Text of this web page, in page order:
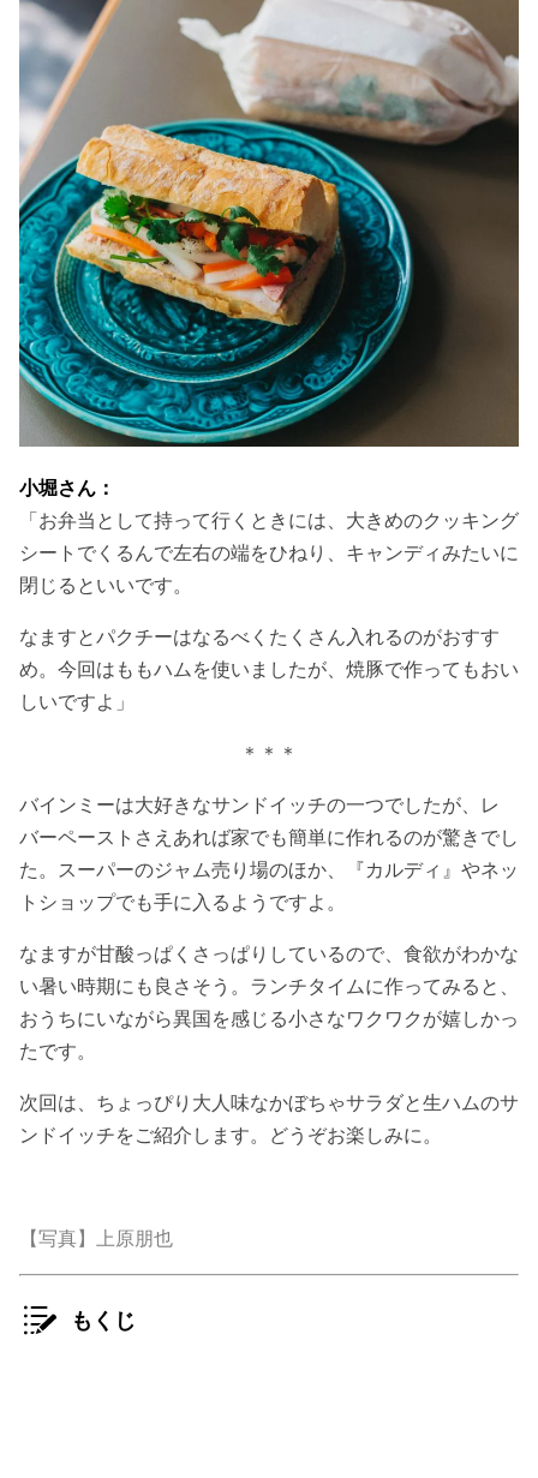
小堀さん：
「お弁当として持って行くときには、大きめのクッキング
シートでくるんで左右の端をひねり、キャンディみたいに
閉じるといいです。
なますとパクチーはなるべくたくさん入れるのがおすす
め。今回はももハムを使いましたが、焼豚で作ってもおい
しいですよ」
＊＊＊
バインミーは大好きなサンドイッチの一つでしたが、レ
バーペーストさえあれば家でも簡単に作れるのが驚きでし
た。スーパーのジャム売り場のほか、『カルディ』やネッ
トショップでも手に入るようですよ。
なますが甘酸っぱくさっぱりしているので、食欲がわかな
い暑い時期にも良さそう。ランチタイムに作ってみると、
おうちにいながら異国を感じる小さなワクワクが嬉しかっ
たです。
次回は、ちょっぴり大人味なかぼちゃサラダと生ハムのサ
ンドイッチをご紹介します。どうぞお楽しみに。
【写真】上原朋也
もくじ